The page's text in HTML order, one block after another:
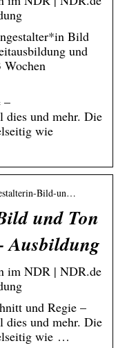
Bild
und
Wochen
–
dies und mehr. Die
wie
Bild-un…
und Ton
Ausbildung
im NDR | NDR.de
und Regie –
dies und mehr. Die
wie …